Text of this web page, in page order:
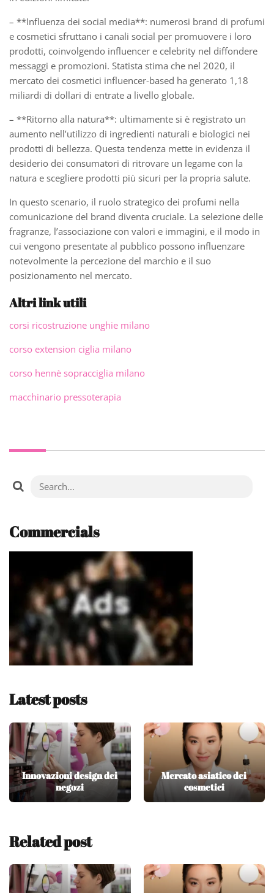
– **Influenza dei social media**: numerosi brand di profumi
e cosmetici sfruttano i canali social per promuovere i loro
prodotti, coinvolgendo influencer e celebrity nel diffondere
messaggi e promozioni. Statista stima che nel 2020, il
mercato dei cosmetici influencer-based ha generato 1,18
miliardi di dollari di entrate a livello globale.
– **Ritorno alla natura**: ultimamente si è registrato un
aumento nell’utilizzo di ingredienti naturali e biologici nei
prodotti di bellezza. Questa tendenza mette in evidenza il
desiderio dei consumatori di ritrovare un legame con la
natura e scegliere prodotti più sicuri per la propria salute.
In questo scenario, il ruolo strategico dei profumi nella
comunicazione del brand diventa cruciale. La selezione delle
fragranze, l’associazione con valori e immagini, e il modo in
cui vengono presentate al pubblico possono influenzare
notevolmente la percezione del marchio e il suo
posizionamento nel mercato.
Altri link utili
corsi ricostruzione unghie milano
corso extension ciglia milano
corso hennè sopracciglia milano
macchinario pressoterapia
Commercials
Latest posts
Innovazioni design dei
negozi
Mercato asiatico dei
cosmetici
Related post